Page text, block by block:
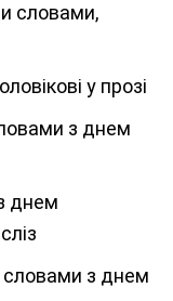
словами,
у прозі
з днем
днем
словами з днем